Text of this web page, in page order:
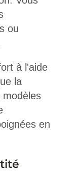
ou
à l'aide
la
modèles
en